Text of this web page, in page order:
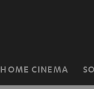
HOME CINEMA